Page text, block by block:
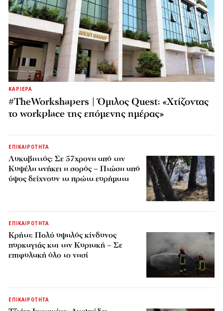
ΚΑΡΙΕΡΑ
#TheWorkshapers | Όμιλος Quest: «Χτίζοντας
το workplace της επόμενης ημέρας»
ΕΠΙΚΑΙΡΟΤΗΤΑ
Λυκαβηττός: Σε 57χρονη από την
Κυψέλη ανήκει η σορός – Πτώση από
ύψος δείχνουν τα πρώτα ευρήματα
ΕΠΙΚΑΙΡΟΤΗΤΑ
Κρήτη: Πολύ υψηλός κίνδυνος
πυρκαγιάς και την Κυριακή – Σε
επιφυλακή όλο το νησί
ΕΠΙΚΑΙΡΟΤΗΤΑ